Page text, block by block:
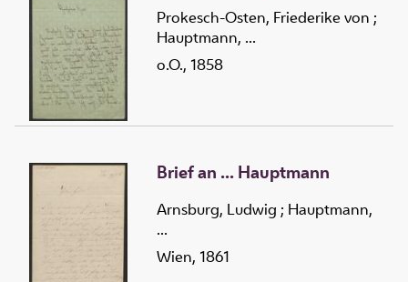
Prokesch-Osten, Friederike von ;
Hauptmann, ...
o.O., 1858
Brief an ... Hauptmann
Arnsburg, Ludwig ; Hauptmann,
...
Wien, 1861